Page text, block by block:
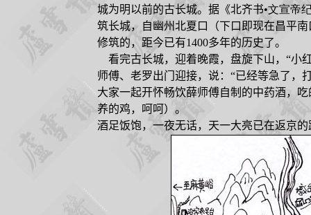
城为明以前的古长城。据《北齐书•文宣帝
筑长城，自幽州北夏口（下口即现在昌平
修筑的，距今已有1400多年的历史了。
看完古长城，迎着晚霞，盘旋下山，“小
师傅、老罗出门迎接，说：“已经等急了，
大家一起开怀畅饮薛师傅自制的中药酒，
养的鸡，呵呵）。
酒足饭饱，一夜无话，天一大亮已在返京的